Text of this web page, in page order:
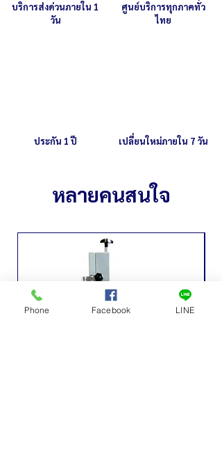
บริการส่งด่วนภายใน 1
วัน
ศูนย์บริการทุกภาคทั่ว
ไทย
ประกัน 1 ปี เปลี่ยนใหม่ภายใน 7 วัน
หลายคนสนใจ
Phone Facebook LINE